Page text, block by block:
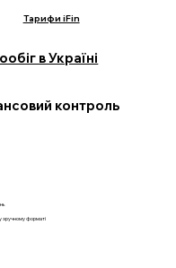
Тарифи iFin
в Україні
контроль
зручному форматі